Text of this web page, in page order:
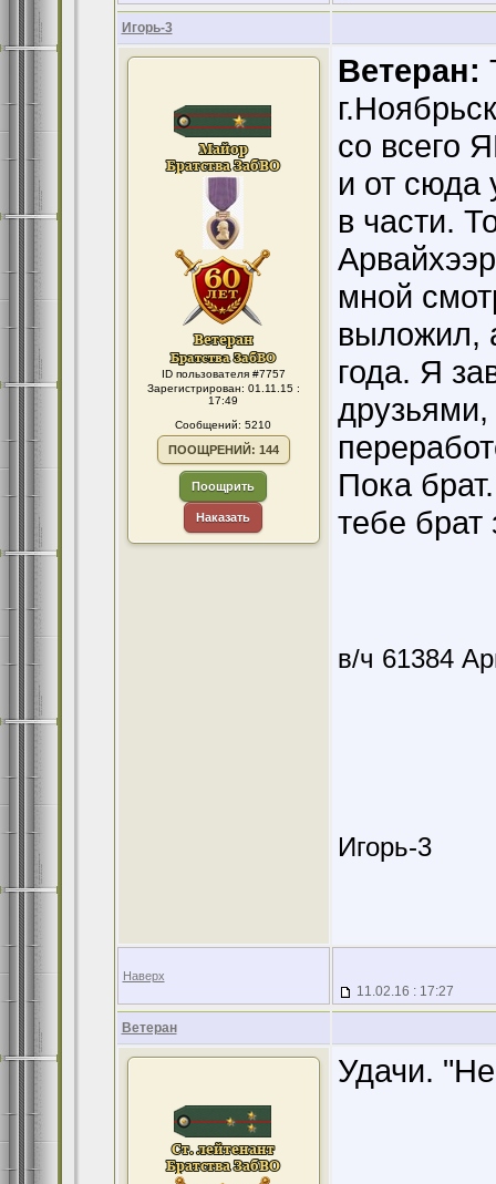
Игорь-3
ID пользователя #7757
Зарегистрирован: 01.11.15 :
17:49
Сообщений: 5210
ПООЩРЕНИЙ: 144
Поощрить
Наказать
Ветеран:
со всего
и от сюда
в части.
мной
выложил,
года. Я
друзьями,
Пока
тебе брат
в/ч 61384
Игорь-3
Наверх
11.02.16 : 17:27
Ветеран
Удачи.